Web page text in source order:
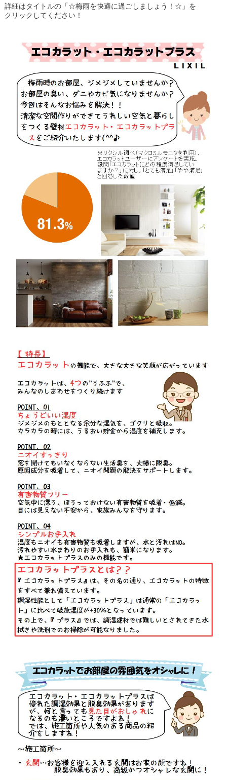
詳細はタイトルの「☆梅雨を快適に過ごしましょう！☆」を
クリックしてください！